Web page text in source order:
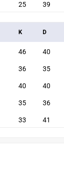
25 39
K D
46 40
36 35
40 40
35 36
33 41